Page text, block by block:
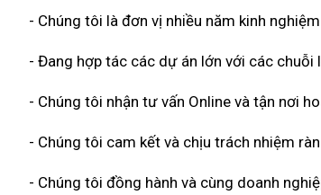
- Chúng tôi là đơn vị nhiều năm kinh
- Đang hợp tác các dự án lớn với các chuỗi
- Chúng tôi nhận tư vấn Online và tận nơi
- Chúng tôi cam kết và chịu trách nhiệm
- Chúng tôi đồng hành và cùng doanh